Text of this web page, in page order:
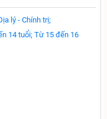
lý - Chính trị;
14 tuổi; Từ 15 đến 16